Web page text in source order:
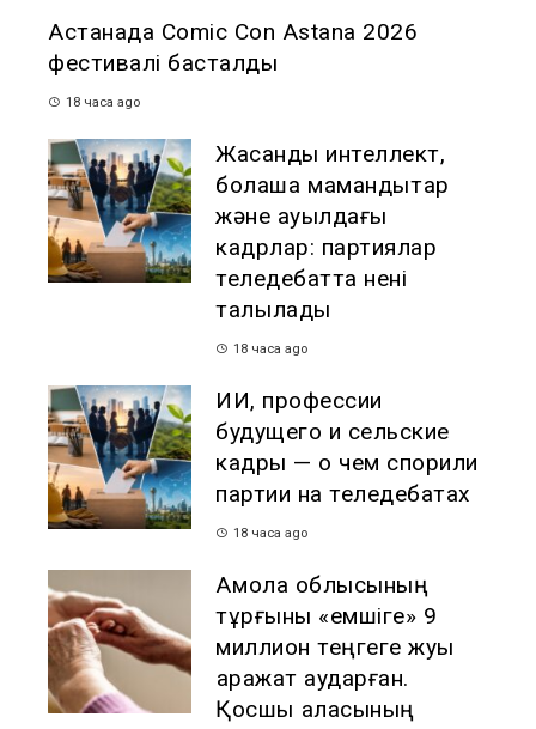
Астанада Comic Con Astana 2026
фестивалі басталды
18 часа ago
Жасанды интеллект,
болашақ мамандықтар
және ауылдағы
кадрлар: партиялар
теледебатта нені
талқылады
18 часа ago
ИИ, профессии
будущего и сельские
кадры — о чем спорили
партии на теледебатах
18 часа ago
Ақмола облысының
тұрғыны «емшіге» 9
миллион теңгеге жуық
қаражат аударған.
Қосшы қаласының